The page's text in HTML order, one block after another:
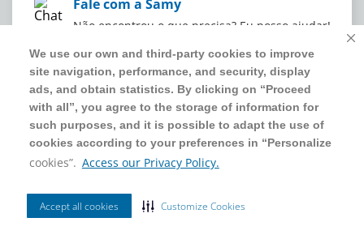
We use our own and third-party cookies to improve
site navigation, performance, and security, display
ads, and obtain statistics. By clicking on “Proceed
with all”, you agree to the storage of information for
such purposes, and it is possible to adapt the use of
cookies according to your preferences in “Personalize
cookies”. Access our Privacy Policy.
Accept all cookies Customize Cookies
We use our own and third-party cookies to improve
site navigation, performance, and security, display
ads, and obtain statistics. By clicking on “Proceed
with all”, you agree to the storage of information for
such purposes, and it is possible to adapt the use of
cookies according to your preferences in “Personalize
cookies”. Access our Privacy Policy.
Accept all cookies Customize Cookies
Fale com a Samy
Não encontrou o que precisa? Eu posso ajudar!
WMB SUPERMERCADOS DO BRASIL LTDA
CNPJ sob o nº
00.063.960/0001-09
sediada na Av. Tucunaré, nº
125, Barueri, SP, CEP 06460-020
4020 5054
2024 Sam's Club | Todos os direitos reservados.